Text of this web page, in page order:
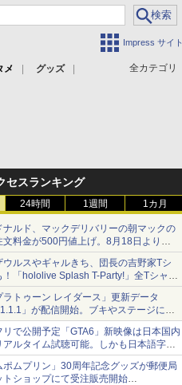
Impress サイト
全カテゴリ
メ
グッズ
セスランキング
24時間 1週間 1カ月
ナルド、マックデリバリーの朝マックの
文料金が500円値上げ。8月18日より
から受付
ウルスやギャルきち、団長の吉野家Tシ
！「hololive Splash T-Party!」全Tシャツ
ナップ公開＆オンライン販売開始
ラトゥーン レイダース」更新データ
」が配信開始。ブキやステージに関
具合を修正
リで公開予定「GTA6」新映像は日本国内
アルタイム試聴可能。しかも日本語字幕
から公式回答あり
ポムプリン」30周年記念グッズが郵便局
トショップにて受注販売開始